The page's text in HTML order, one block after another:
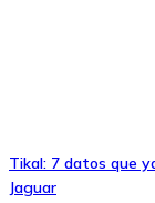
Tikal: 7 datos que
Jaguar